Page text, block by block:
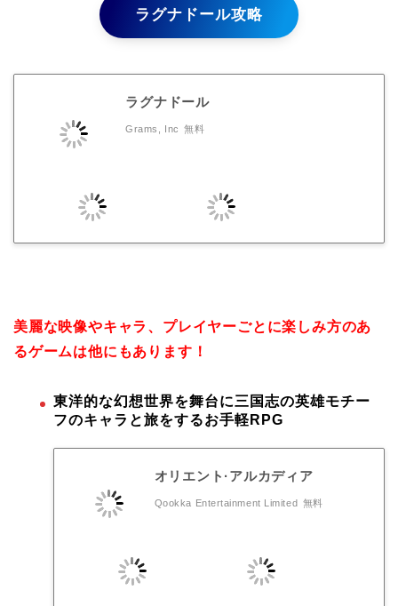
ラグナドール攻略
ラグナドール
Grams, Inc 無料
美麗な映像やキャラ、プレイヤーごとに楽しみ方のあ
るゲームは他にもあります！
東洋的な幻想世界を舞台に三国志の英雄モチー
フのキャラと旅をするお手軽RPG
オリエント·アルカディア
Qookka Entertainment Limited 無料